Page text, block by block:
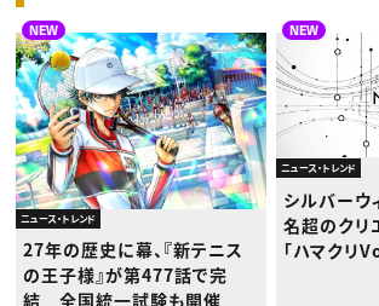
NEW
ニュース・トレンド
27年の歴史に幕、『新テニス
の王子様』が第477話で完
結 全国統一試験も開催
NEW
ニュース・トレンド
シルバーウ
名超のクリ
「ハマクリ